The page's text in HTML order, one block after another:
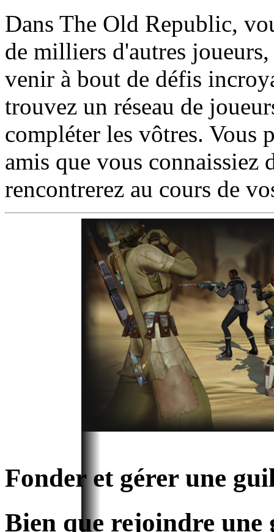
Dans The Old Republic,
de milliers d'autres
venir à bout de défis
trouvez un réseau de
compléter les vôtres. Vous
amis que vous connaissiez
rencontrerez au cours de
Fonder et gérer une
Bien que rejoindre une